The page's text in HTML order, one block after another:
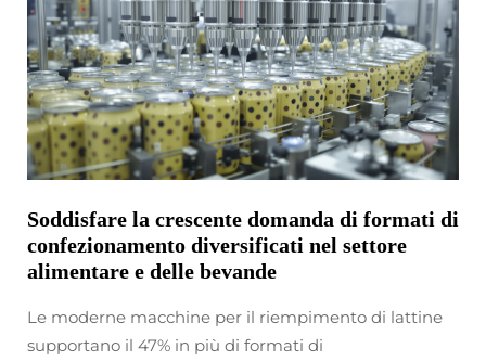
Soddisfare la crescente domanda di formati di
confezionamento diversificati nel settore
alimentare e delle bevande
Le moderne macchine per il riempimento di lattine
supportano il 47% in più di formati di